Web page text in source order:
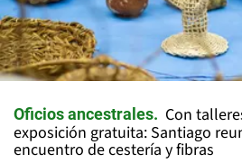
Oficios ancestrales
Con
exposición gratuita: Santiago
encuentro de cestería y fibras